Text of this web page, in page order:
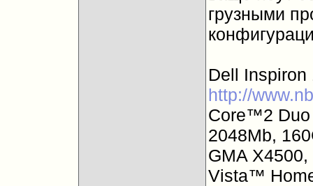
грузными
Dell Inspiron
http://
Core™2 Duo
2048Mb,
GMA
Vista™